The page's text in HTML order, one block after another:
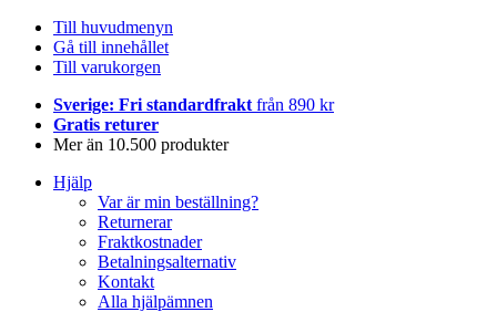
Till huvudmenyn
Gå till innehållet
Till varukorgen
Sverige: Fri standardfrakt från 890 kr
Gratis returer
Mer än 10.500 produkter
Hjälp
Var är min beställning?
Returnerar
Fraktkostnader
Betalningsalternativ
Kontakt
Alla hjälpämnen